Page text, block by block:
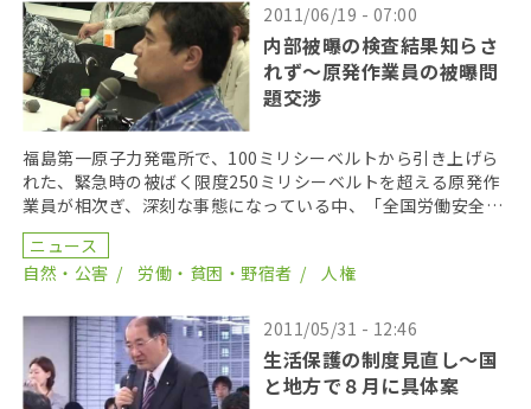
2011/06/19 - 07:00
内部被曝の検査結果知らさ
れず～原発作業員の被曝問
題交渉
福島第一原子力発電所で、100ミリシーベルトから引き上げら
れた、緊急時の被ばく限度250ミリシーベルトを超える原発作
業員が相次ぎ、深刻な事態になっている中、「全国労働安全衛
生センター連絡会議」が17日、厚生労働省、経済産 […]
ニュース
自然・公害
労働・貧困・野宿者 人権
2011/05/31 - 12:46
生活保護の制度見直し～国
と地方で８月に具体案